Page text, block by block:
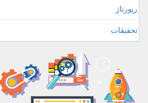
رپورتاژ
تحقیقات